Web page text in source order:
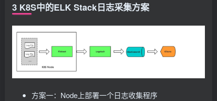
3 K8S中的ELK Stack日志采集方案
方案一：Node上部署一个日志收集程序